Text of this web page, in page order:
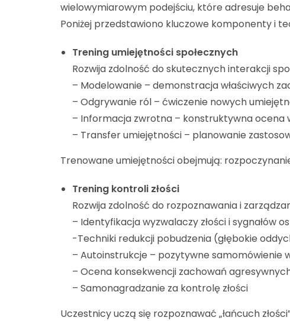
wielowymiarowym podejściu, które adresuje
Poniżej przedstawiono kluczowe komponenty i
Trening umiejętności społecznych
Rozwija zdolność do skutecznych interakcji
– Modelowanie – demonstracja właściwych
– Odgrywanie ról – ćwiczenie nowych
– Informacja zwrotna – konstruktywna ocena
– Transfer umiejętności – planowanie
Trenowane umiejętności obejmują:
Trening kontroli złości
Rozwija zdolność do rozpoznawania i
– Identyfikacja wyzwalaczy złości i sygnałów
-Techniki redukcji pobudzenia (głębokie
– Autoinstrukcje – pozytywne samomówienie
– Ocena konsekwencji zachowań
– Samonagradzanie za kontrolę złości
Uczestnicy uczą się rozpoznawać „łańcuch